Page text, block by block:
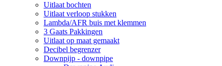
Uitlaat bochten
Uitlaat verloop stukken
Lambda/AFR buis met klemmen
3 Gaats Pakkingen
Uitlaat op maat gemaakt
Decibel begrenzer
Downpijp - downpipe